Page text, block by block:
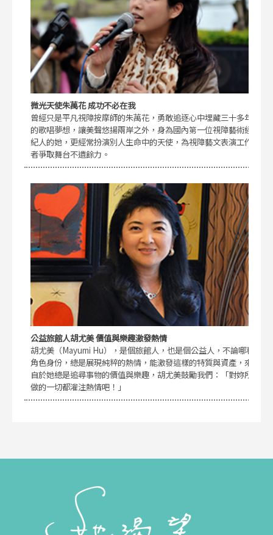
微光天使朱萬花 成功不必在我
曾經只是平凡視障按摩師的朱萬花，勇敢追逐心中埋藏三十多年
的歌唱夢想，讓美聲悠揚兩岸之外，身為國內第一位視障藝術經
紀人的她，更經常扮演別人生命中的天使，為視障藝文表演工作
者爭取舞台不遺餘力。
公益旅館人胡尤美 價值與樂趣激發熱情
胡尤美（Mayumi Hu），是個旅館人，也是個公益人，不論哪種
角色身份，總是展現純粹的熱情，能激發這樣的特質與資產，來
自於她總是追尋事物的價值與樂趣，胡尤美鼓勵我們：「對妳所
做的一切都灌注熱情吧！」